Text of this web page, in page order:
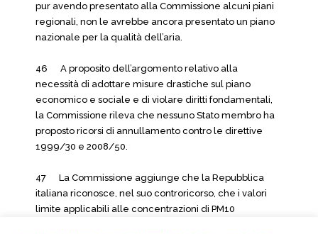
pur avendo presentato alla Commissione alcuni piani
regionali, non le avrebbe ancora presentato un piano
nazionale per la qualità dell’aria.
46 A proposito dell’argomento relativo alla
necessità di adottare misure drastiche sul piano
economico e sociale e di violare diritti fondamentali,
la Commissione rileva che nessuno Stato membro ha
proposto ricorsi di annullamento contro le direttive
1999/30 e 2008/50.
47 La Commissione aggiunge che la Repubblica
italiana riconosce, nel suo controricorso, che i valori
limite applicabili alle concentrazioni di PM10